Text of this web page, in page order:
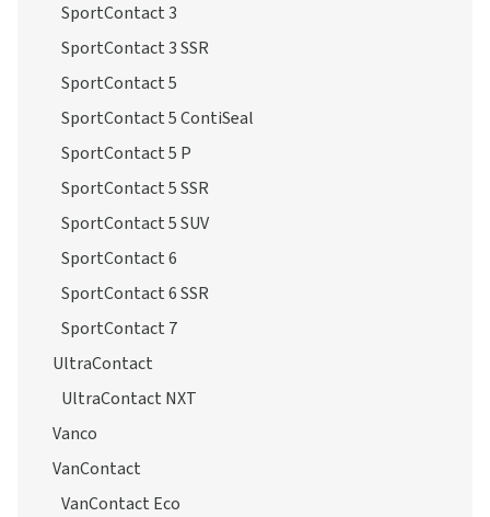
SportContact 3
SportContact 3 SSR
SportContact 5
SportContact 5 ContiSeal
SportContact 5 P
SportContact 5 SSR
SportContact 5 SUV
SportContact 6
SportContact 6 SSR
SportContact 7
UltraContact
UltraContact NXT
Vanco
VanContact
VanContact Eco